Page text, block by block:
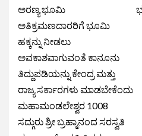
ಅರಣ್ಯ ಭೂಮಿ
ಅತಿಕ್ರಮಣದಾರರಿಗೆ ಭೂಮಿ
ಹಕ್ಕನ್ನು ನೀಡಲು
ಅವಕಾಶವಾಗುವಂತೆ ಕಾನೂನು
ತಿದ್ದುಪಡಿಯನ್ನು ಕೇಂದ್ರ ಮತ್ತು
ರಾಜ್ಯ ಸರ್ಕಾರಗಳು ಮಾಡಬೇಕೆಂದು
ಮಹಾಮಂಡಲೇಶ್ವರ 1008
ಸದ್ಗುರು ಶ್ರೀ ಬ್ರಹ್ಮಾನಂದ ಸರಸ್ವತಿ